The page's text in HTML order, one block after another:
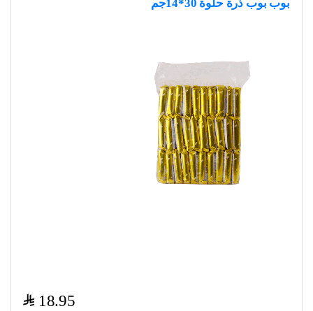
بوب بوب ذرة حلوة 30*14جم
18.95
$